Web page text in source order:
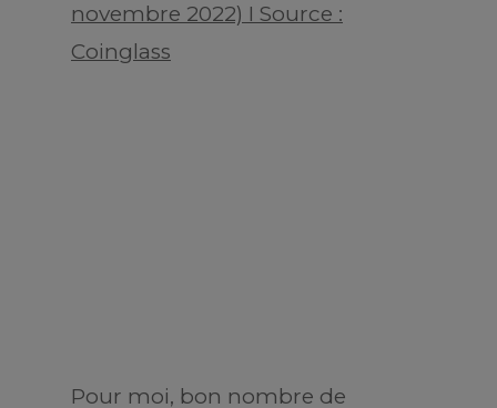
novembre 2022) I Source :
Coinglass
Pour moi, bon nombre de